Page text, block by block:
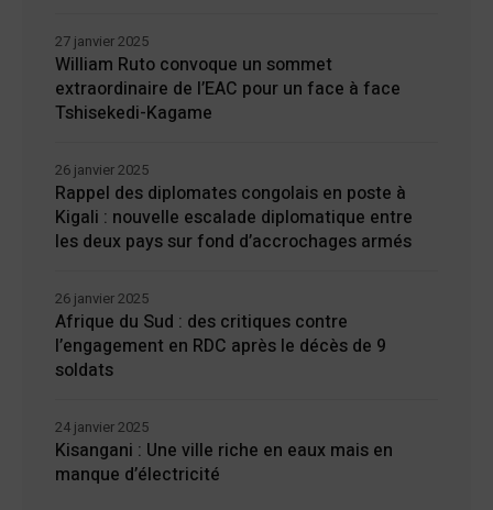
William Ruto convoque un sommet
extraordinaire de l’EAC pour un face à face
Tshisekedi-Kagame
27 janvier 2025
Rappel des diplomates congolais en poste à
Kigali : nouvelle escalade diplomatique entre
les deux pays sur fond d’accrochages armés
26 janvier 2025
Afrique du Sud : des critiques contre
l’engagement en RDC après le décès de 9
soldats
26 janvier 2025
Kisangani : Une ville riche en eaux mais en
manque d’électricité
24 janvier 2025